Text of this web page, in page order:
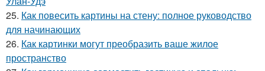
25. Как повесить картины на стену: полное руководство
для начинающих
26. Как картинки могут преобразить ваше жилое
пространство